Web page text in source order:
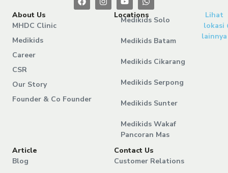
About Us
MHDC Clinic
Medikids
Career
CSR
Our Story
Founder & Co Founder
Locations
Medikids Solo
Medikids Batam
Medikids Cikarang
Medikids Serpong
Medikids Sunter
Medikids Wakaf
Pancoran Mas
Lihat
lokasi
lainnya
Article
Blog
Contact Us
Customer Relations